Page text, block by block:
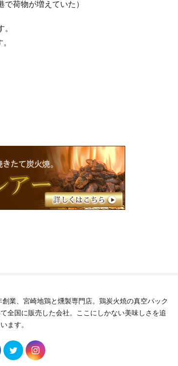
荷物が増えていた）
創業、宮崎地鶏と燻製専門店。鶏炭火焼の真空パック
全国に販売した会社。ここにしかない美味しさを追
ます。